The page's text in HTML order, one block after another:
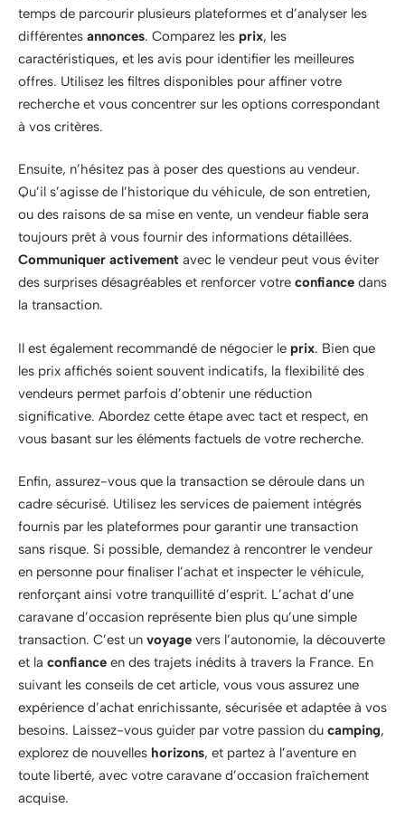
temps de parcourir plusieurs plateformes et d’analyser les
différentes annonces. Comparez les prix, les
caractéristiques, et les avis pour identifier les meilleures
offres. Utilisez les filtres disponibles pour affiner votre
recherche et vous concentrer sur les options correspondant
à vos critères.
Ensuite, n’hésitez pas à poser des questions au vendeur.
Qu’il s’agisse de l’historique du véhicule, de son entretien,
ou des raisons de sa mise en vente, un vendeur fiable sera
toujours prêt à vous fournir des informations détaillées.
Communiquer activement avec le vendeur peut vous éviter
des surprises désagréables et renforcer votre confiance dans
la transaction.
Il est également recommandé de négocier le prix. Bien que
les prix affichés soient souvent indicatifs, la flexibilité des
vendeurs permet parfois d’obtenir une réduction
significative. Abordez cette étape avec tact et respect, en
vous basant sur les éléments factuels de votre recherche.
Enfin, assurez-vous que la transaction se déroule dans un
cadre sécurisé. Utilisez les services de paiement intégrés
fournis par les plateformes pour garantir une transaction
sans risque. Si possible, demandez à rencontrer le vendeur
en personne pour finaliser l’achat et inspecter le véhicule,
renforçant ainsi votre tranquillité d’esprit. L’achat d’une
caravane d’occasion représente bien plus qu’une simple
transaction. C’est un voyage vers l’autonomie, la découverte
et la confiance en des trajets inédits à travers la France. En
suivant les conseils de cet article, vous vous assurez une
expérience d’achat enrichissante, sécurisée et adaptée à vos
besoins. Laissez-vous guider par votre passion du camping,
explorez de nouvelles horizons, et partez à l’aventure en
toute liberté, avec votre caravane d’occasion fraîchement
acquise.